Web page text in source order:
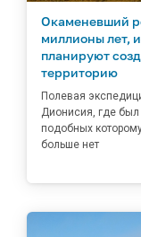
Окаменевший
миллионы лет,
планируют
территорию
Полевая
Дионисия, где был
подобных
больше нет